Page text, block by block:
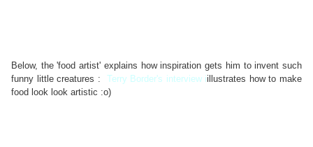
Below, the 'food artist' explains how inspiration gets him to invent such
funny little creatures :
Terry Border's interview iillustrates how to make
food look look artistic :o)